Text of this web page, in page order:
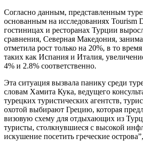
Согласно данным, представленным
основанным на исследованиях Tourism
гостиницах и ресторанах Турции
сравнения, Северная Македония,
отметила рост только на 20%, в то
таких как Испания и Италия,
4% и 2.8% соответственно.
Эта ситуация вызвала панику среди
словам Хамита Кука, ведущего
турецких туристических агентств,
охотой выбирают Грецию, которая
визовую схему для отдыхающих из
туристы, столкнувшиеся с высокой
искушение посетить греческие